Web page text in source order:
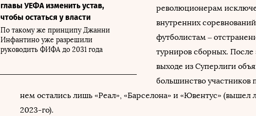
главы УЕФА изменить устав,
чтобы остаться у власти
По такому же принципу Джанни
Инфантино уже разрешили
руководить ФИФА до 2031 года
революционерам
внутренних
футболистам –
турниров сборных. После
выходе из Суперлиги
большинство участников
нем остались лишь «Реал», «Барселона» и «Ювентус» (вышел
2023-го).